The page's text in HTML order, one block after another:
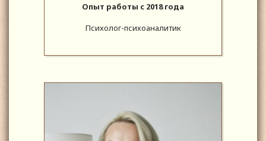
Опыт работы с 2018 года
Психолог-психоаналитик